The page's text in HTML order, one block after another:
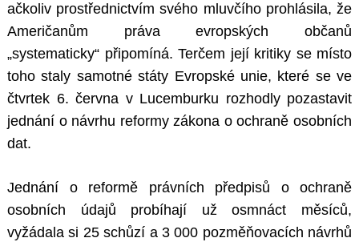
ačkoliv prostřednictvím svého mluvčího prohlásila, že
Američanům práva evropských občanů
„systematicky“ připomíná. Terčem její kritiky se místo
toho staly samotné státy Evropské unie, které se ve
čtvrtek 6. června v Lucemburku rozhodly pozastavit
jednání o návrhu reformy zákona o ochraně osobních
dat.
Jednání o reformě právních předpisů o ochraně
osobních údajů probíhají už osmnáct měsíců,
vyžádala si 25 schůzí a 3 000 pozměňovacích návrhů